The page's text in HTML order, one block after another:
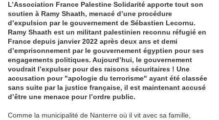
L’Association France Palestine Solidarité apporte tout son
soutien à Ramy Shaath, menacé d’une procédure
d’expulsion par le gouvernement de Sébastien Lecornu.
Ramy Shaath est un militant palestinien reconnu réfugié en
France depuis janvier 2022 après deux ans et demi
d’emprisonnement par le gouvernement égyptien pour ses
engagements politiques. Aujourd’hui, le gouvernement
voudrait l’expulser pour des raisons sécuritaires ! Une
accusation pour "apologie du terrorisme" ayant été classée
sans suite par la justice française, il est maintenant accusé
d’être une menace pour l’ordre public.
Comme la municipalité de Nanterre où il vit avec sa famille,